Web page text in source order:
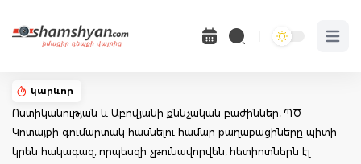
Open
կարևոր
Ոստիկանության և Աբովյանի քննչական բաժիններ, ՊԾ
Կոտայքի գումարտակ հասնելու համար քաղաքացիները պիտի
կրեն հակագազ, որպեսզի չթունավորվեն, հետիոտներն էլ